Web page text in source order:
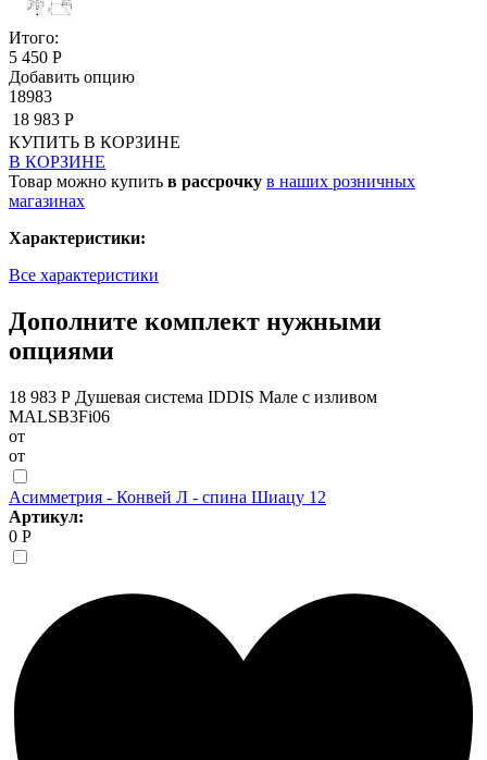
Итого:
5 450 Р
Добавить опцию
18983
18 983 Р
КУПИТЬ В КОРЗИНЕ
В КОРЗИНЕ
Товар можно купить в рассрочку в наших розничных
магазинах
Характеристики:
Все характеристики
Дополните комплект нужными
опциями
18 983 Р Душевая система IDDIS Мале с изливом
MALSB3Fi06
от
от
Асимметрия - Конвей Л - спина Шиацу 12
Артикул:
0 Р